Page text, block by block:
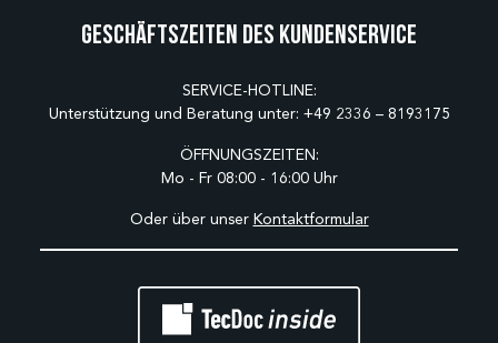
Geschäftszeiten des Kundenservice
SERVICE-HOTLINE:
Unterstützung und Beratung unter: +49 2336 – 8193175
ÖFFNUNGSZEITEN:
Mo - Fr 08:00 - 16:00 Uhr
Oder über unser Kontaktformular